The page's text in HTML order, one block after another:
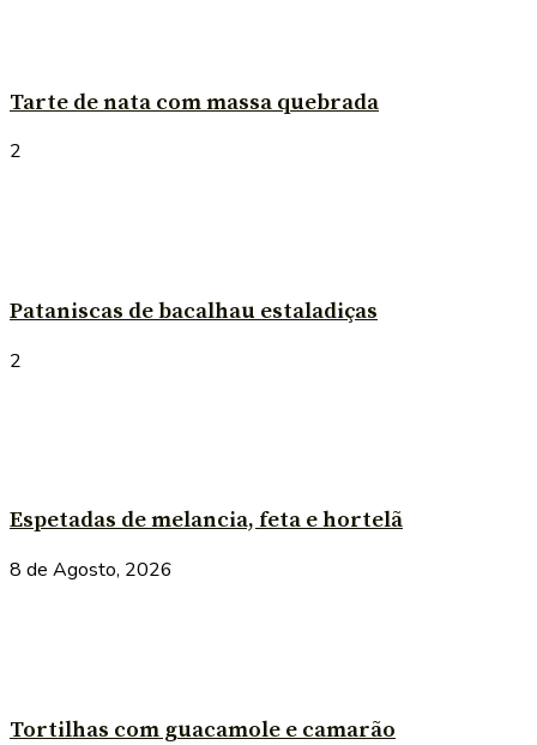
Tarte de nata com massa quebrada
2
Pataniscas de bacalhau estaladiças
2
Espetadas de melancia, feta e hortelã
8 de Agosto, 2026
Tortilhas com guacamole e camarão